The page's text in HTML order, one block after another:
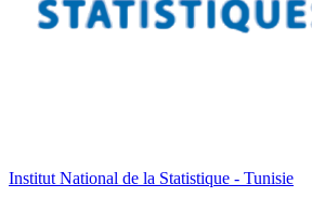
Institut National de la Statistique - Tunisie